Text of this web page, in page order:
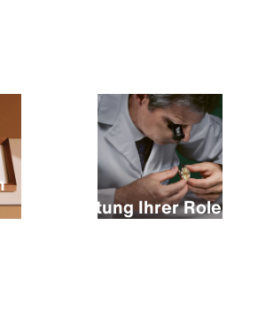
Wartung Ihrer Rolex